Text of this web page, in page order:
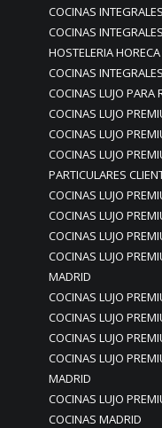
COCINAS
COCINAS
HOSTELERIA
COCINAS
COCINAS LUJO PARA
COCINAS LUJO
COCINAS LUJO
COCINAS LUJO
PARTICULARES
COCINAS LUJO
COCINAS LUJO
COCINAS LUJO
COCINAS LUJO
MADRID
COCINAS LUJO
COCINAS LUJO
COCINAS LUJO
COCINAS LUJO
MADRID
COCINAS LUJO
COCINAS MADRID